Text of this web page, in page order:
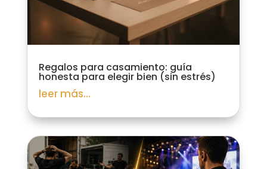
Regalos para casamiento: guía
honesta para elegir bien (sin estrés)
leer más...